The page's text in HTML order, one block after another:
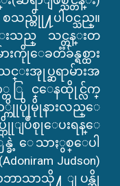
စသည္တိုု႔ပါဝင္သည္။
းသည္ သင္တန္းတ
ကိုုေခတၱခ်န္ရစ္ထား
းအုုပ္ဆရာမ်ားအ
တ ြင္ေနထိုုင္လ်က္
ကိုုပိုုမိုုနားလည္ေ
ျပဳစုုေပးရန္ေ
ခဲ့ ေသာႏွစ္ေပါ
Judson)
ာသာသို႔ ျပန္ဆို